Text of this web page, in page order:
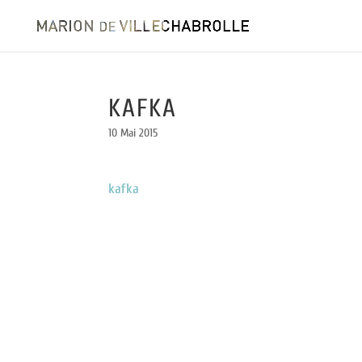
KAFKA
10 Mai 2015
kafka